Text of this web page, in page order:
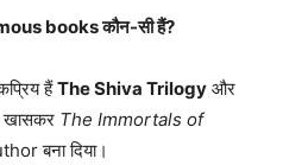
books कौन-सी हैं?
हैंThe Shiva Trilogy और
खासकर The Immortals of
बना दिया।